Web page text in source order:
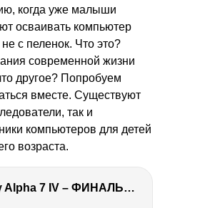
когда уже малыши
осваивать компьютер
не с пеленок. Что это?
современной жизни
другое? Попробуем
вместе. Существуют
так и
компьютеров для детей
возраста.
Sony Alpha 7 IV – ФИНАЛЬНЫЙ ОБЗОР